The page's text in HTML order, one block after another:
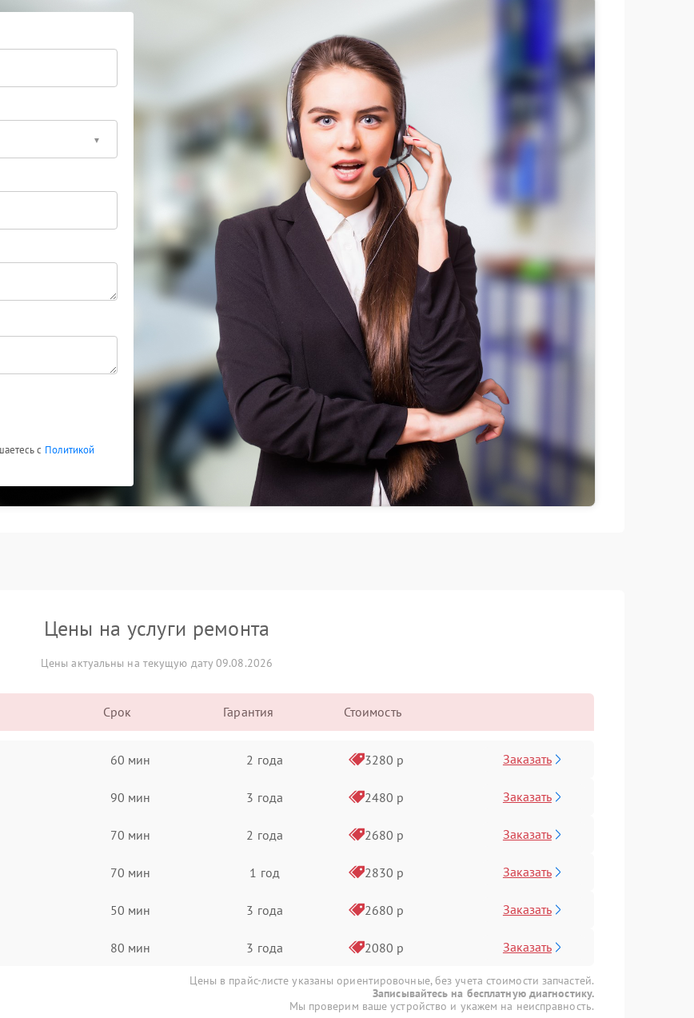
с Политикой
Цены на услуги ремонта
Цены актуальны на текущую дату 09.08.2026
Срок Гарантия Стоимость
60 мин 2 года 3280 р Заказать
90 мин 3 года 2480 р Заказать
70 мин 2 года 2680 р Заказать
70 мин 1 год 2830 р Заказать
50 мин 3 года 2680 р Заказать
80 мин 3 года 2080 р Заказать
Цены в прайс-листе указаны ориентировочные, без учета стоимости запчастей.
Записывайтесь на бесплатную диагностику.
Мы проверим ваше устройство и укажем на неисправность.